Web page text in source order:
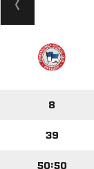
8
39
50:50